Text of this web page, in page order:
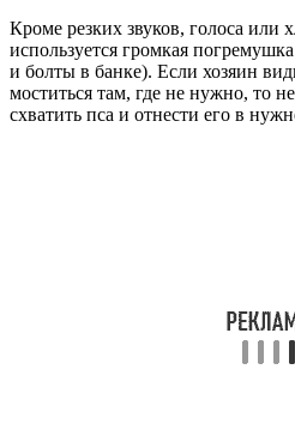
Кроме резких звуков, голоса или
используется громкая
и болты в банке). Если хозяин
моститься там, где не нужно, то
схватить пса и отнести его в